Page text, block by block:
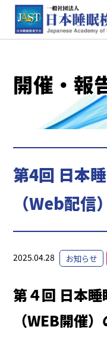
開催・報
第4回 日本
（Web配信
2025.04.28 お知らせ
第４回 日本
（WEB開催